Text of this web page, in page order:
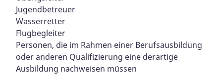
Jugendbetreuer
Wasserretter
Flugbegleiter
Personen, die im Rahmen einer Berufsausbildung
oder anderen Qualifizierung eine derartige
Ausbildung nachweisen müssen